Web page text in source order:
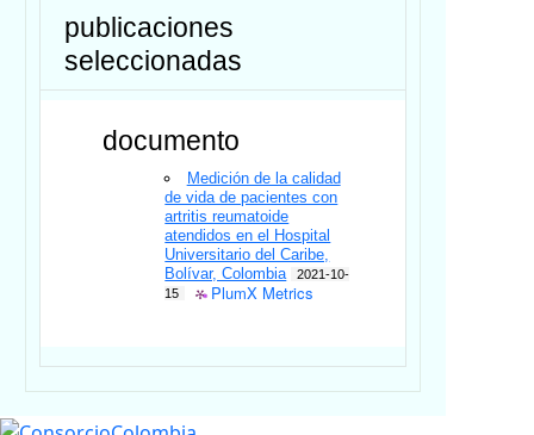
publicaciones
seleccionadas
documento
Medición de la calidad
de vida de pacientes con
artritis reumatoide
atendidos en el Hospital
Universitario del Caribe,
Bolívar, Colombia
2021-10-
15
PlumX Metrics